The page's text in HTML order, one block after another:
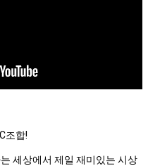
조합!
세상에서 제일 재미있는 시상